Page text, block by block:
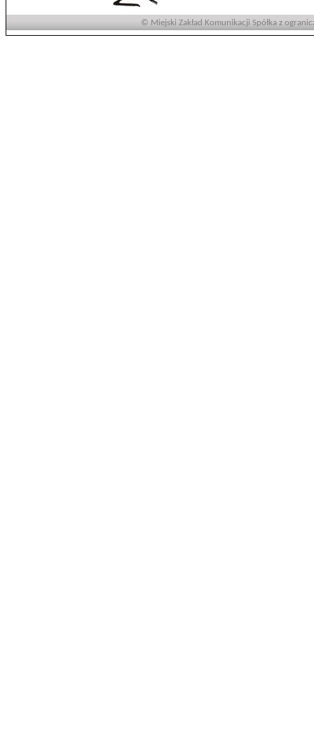
© Miejski Zakład Komunikacji Spółka z